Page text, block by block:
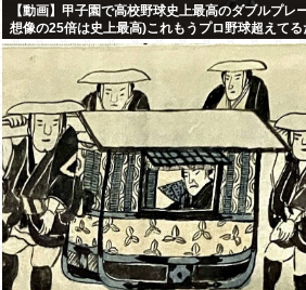
【動画】甲子園で高校野球史上最高のダブルプレ
想像の25倍は史上最高)これもうプロ野球超えて